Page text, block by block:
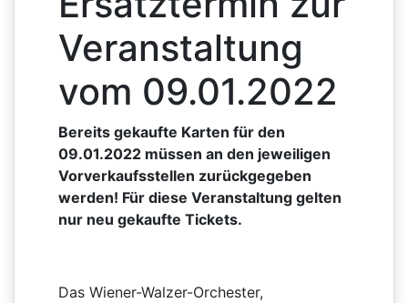
Veranstaltung
vom 09.01.2022
Bereits gekaufte Karten für den
09.01.2022 müssen an den jeweiligen
Vorverkaufsstellen zurückgegeben
werden! Für diese Veranstaltung gelten
nur neu gekaufte Tickets.
Das Wiener-Walzer-Orchester,